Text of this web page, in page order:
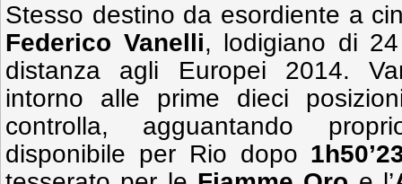
Stesso destino da esordiente a
Federico Vanelli, lodigiano di
distanza agli Europei 2014.
intorno alle prime dieci
controlla, agguantando
disponibile per Rio dopo